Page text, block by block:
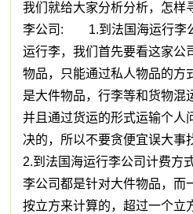
我们就给大家分析分析，怎样
李公司: 1.到法国海运行
运行李，我们首先要看这家公
物品，只能通过私人物品的方
是大件物品，行李等和货物混
并且通过货运的形式运输个人
决的，所以不要贪便宜误大
2.到法国海运行李公司计费
李公司都是针对大件物品，而
按立方来计算的，超过一个立